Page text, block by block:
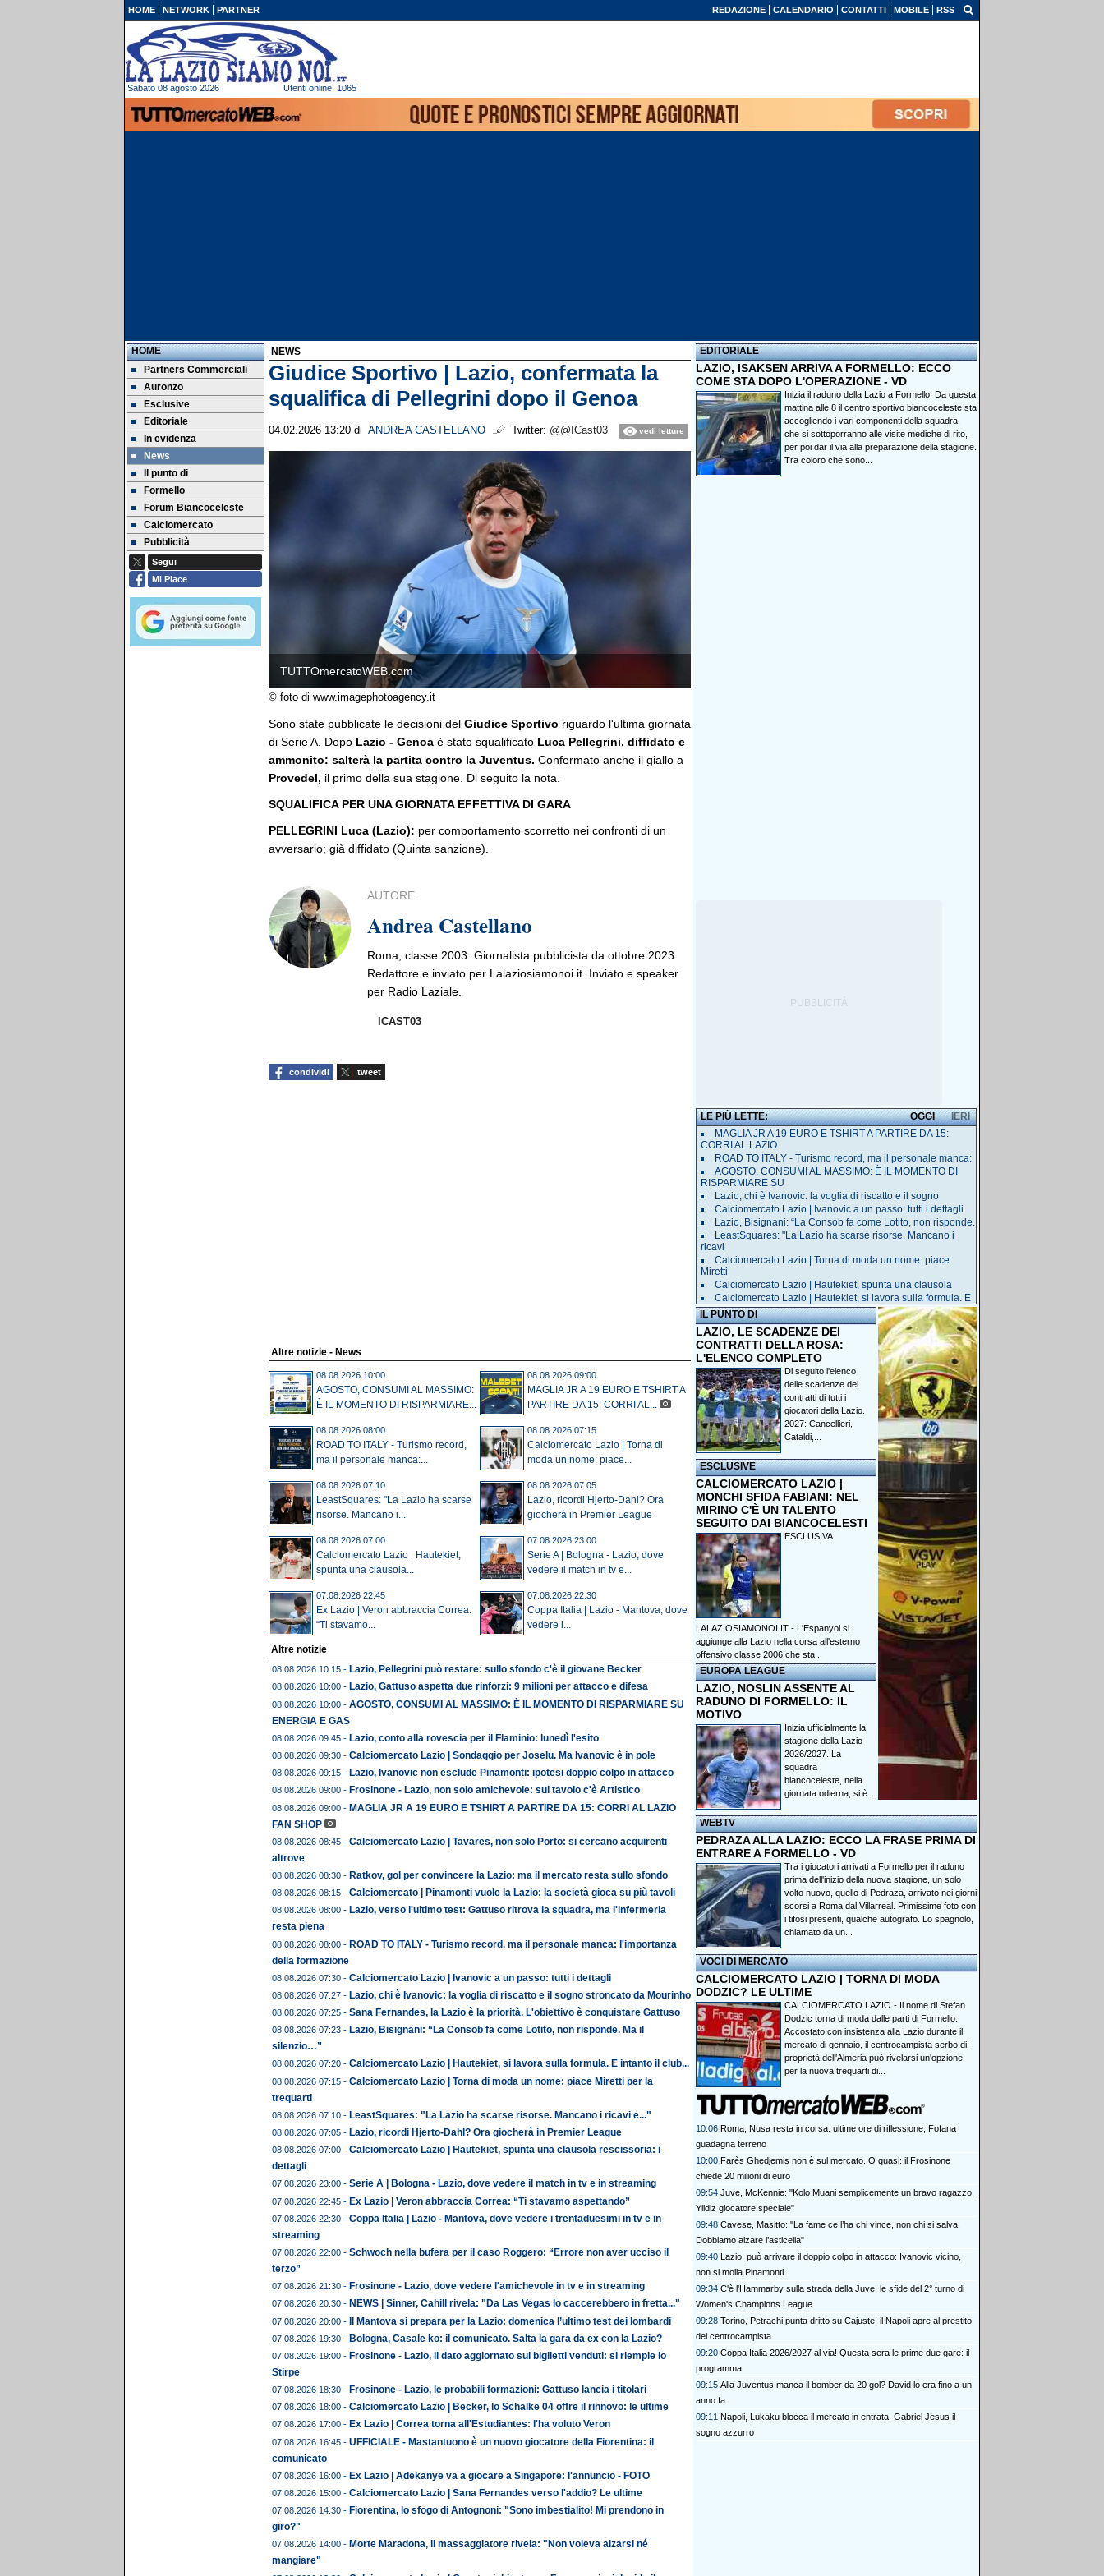
HOME NETWORK PARTNER REDAZIONE CALENDARIO CONTATTI MOBILE RSS
Sabato 08 agosto 2026 Utenti online: 1065
HOME
Partners Commerciali
Auronzo
Esclusive
Editoriale
In evidenza
News
Il punto di
Formello
Forum Biancoceleste
Calciomercato
Pubblicità
Segui
Mi Piace
NEWS
Giudice Sportivo | Lazio, confermata la
squalifica di Pellegrini dopo il Genoa
04.02.2026 13:20 di ANDREA CASTELLANO Twitter: @@ICast03 vedi letture
TUTTOmercatoWEB.com
© foto di www.imagephotoagency.it
Sono state pubblicate le decisioni del Giudice Sportivo riguardo l'ultima giornata
di Serie A. Dopo Lazio - Genoa è stato squalificato Luca Pellegrini, diffidato e
ammonito: salterà la partita contro la Juventus. Confermato anche il giallo a
Provedel, il primo della sua stagione. Di seguito la nota.
SQUALIFICA PER UNA GIORNATA EFFETTIVA DI GARA
PELLEGRINI Luca (Lazio): per comportamento scorretto nei confronti di un
avversario; già diffidato (Quinta sanzione).
AUTORE
Andrea Castellano
Roma, classe 2003. Giornalista pubblicista da ottobre 2023.
Redattore e inviato per Lalaziosiamonoi.it. Inviato e speaker
per Radio Laziale.
ICAST03
condividi tweet
Altre notizie - News
08.08.2026 10:00
AGOSTO, CONSUMI AL MASSIMO:
È IL MOMENTO DI RISPARMIARE...
08.08.2026 09:00
MAGLIA JR A 19 EURO E TSHIRT A
PARTIRE DA 15: CORRI AL...
08.08.2026 08:00
ROAD TO ITALY - Turismo record,
ma il personale manca:...
08.08.2026 07:15
Calciomercato Lazio | Torna di
moda un nome: piace...
08.08.2026 07:10
LeastSquares: "La Lazio ha scarse
risorse. Mancano i...
08.08.2026 07:05
Lazio, ricordi Hjerto-Dahl? Ora
giocherà in Premier League
08.08.2026 07:00
Calciomercato Lazio | Hautekiet,
spunta una clausola...
07.08.2026 23:00
Serie A | Bologna - Lazio, dove
vedere il match in tv e...
07.08.2026 22:45
Ex Lazio | Veron abbraccia Correa:
“Ti stavamo...
07.08.2026 22:30
Coppa Italia | Lazio - Mantova, dove
vedere i...
Altre notizie
08.08.2026 10:15 - Lazio, Pellegrini può restare: sullo sfondo c'è il giovane Becker
08.08.2026 10:00 - Lazio, Gattuso aspetta due rinforzi: 9 milioni per attacco e difesa
08.08.2026 10:00 - AGOSTO, CONSUMI AL MASSIMO: È IL MOMENTO DI RISPARMIARE SU
ENERGIA E GAS
08.08.2026 09:45 - Lazio, conto alla rovescia per il Flaminio: lunedì l'esito
08.08.2026 09:30 - Calciomercato Lazio | Sondaggio per Joselu. Ma Ivanovic è in pole
08.08.2026 09:15 - Lazio, Ivanovic non esclude Pinamonti: ipotesi doppio colpo in attacco
08.08.2026 09:00 - Frosinone - Lazio, non solo amichevole: sul tavolo c'è Artistico
08.08.2026 09:00 - MAGLIA JR A 19 EURO E TSHIRT A PARTIRE DA 15: CORRI AL LAZIO
FAN SHOP
08.08.2026 08:45 - Calciomercato Lazio | Tavares, non solo Porto: si cercano acquirenti
altrove
08.08.2026 08:30 - Ratkov, gol per convincere la Lazio: ma il mercato resta sullo sfondo
08.08.2026 08:15 - Calciomercato | Pinamonti vuole la Lazio: la società gioca su più tavoli
08.08.2026 08:00 - Lazio, verso l'ultimo test: Gattuso ritrova la squadra, ma l'infermeria
resta piena
08.08.2026 08:00 - ROAD TO ITALY - Turismo record, ma il personale manca: l'importanza
della formazione
08.08.2026 07:30 - Calciomercato Lazio | Ivanovic a un passo: tutti i dettagli
08.08.2026 07:27 - Lazio, chi è Ivanovic: la voglia di riscatto e il sogno stroncato da Mourinho
08.08.2026 07:25 - Sana Fernandes, la Lazio è la priorità. L'obiettivo è conquistare Gattuso
08.08.2026 07:23 - Lazio, Bisignani: “La Consob fa come Lotito, non risponde. Ma il
silenzio…”
08.08.2026 07:20 - Calciomercato Lazio | Hautekiet, si lavora sulla formula. E intanto il club...
08.08.2026 07:15 - Calciomercato Lazio | Torna di moda un nome: piace Miretti per la
trequarti
08.08.2026 07:10 - LeastSquares: "La Lazio ha scarse risorse. Mancano i ricavi e..."
08.08.2026 07:05 - Lazio, ricordi Hjerto-Dahl? Ora giocherà in Premier League
08.08.2026 07:00 - Calciomercato Lazio | Hautekiet, spunta una clausola rescissoria: i
dettagli
07.08.2026 23:00 - Serie A | Bologna - Lazio, dove vedere il match in tv e in streaming
07.08.2026 22:45 - Ex Lazio | Veron abbraccia Correa: “Ti stavamo aspettando”
07.08.2026 22:30 - Coppa Italia | Lazio - Mantova, dove vedere i trentaduesimi in tv e in
streaming
07.08.2026 22:00 - Schwoch nella bufera per il caso Roggero: “Errore non aver ucciso il
terzo”
07.08.2026 21:30 - Frosinone - Lazio, dove vedere l'amichevole in tv e in streaming
07.08.2026 20:30 - NEWS | Sinner, Cahill rivela: "Da Las Vegas lo caccerebbero in fretta..."
07.08.2026 20:00 - Il Mantova si prepara per la Lazio: domenica l’ultimo test dei lombardi
07.08.2026 19:30 - Bologna, Casale ko: il comunicato. Salta la gara da ex con la Lazio?
07.08.2026 19:00 - Frosinone - Lazio, il dato aggiornato sui biglietti venduti: si riempie lo
Stirpe
07.08.2026 18:30 - Frosinone - Lazio, le probabili formazioni: Gattuso lancia i titolari
07.08.2026 18:00 - Calciomercato Lazio | Becker, lo Schalke 04 offre il rinnovo: le ultime
07.08.2026 17:00 - Ex Lazio | Correa torna all'Estudiantes: l'ha voluto Veron
07.08.2026 16:45 - UFFICIALE - Mastantuono è un nuovo giocatore della Fiorentina: il
comunicato
07.08.2026 16:00 - Ex Lazio | Adekanye va a giocare a Singapore: l'annuncio - FOTO
07.08.2026 15:00 - Calciomercato Lazio | Sana Fernandes verso l'addio? Le ultime
07.08.2026 14:30 - Fiorentina, lo sfogo di Antognoni: "Sono imbestialito! Mi prendono in
giro?"
07.08.2026 14:00 - Morte Maradona, il massaggiatore rivela: "Non voleva alzarsi né
mangiare"
EDITORIALE
LAZIO, ISAKSEN ARRIVA A FORMELLO: ECCO
COME STA DOPO L'OPERAZIONE - VD
Inizia il raduno della Lazio a Formello. Da questa
mattina alle 8 il centro sportivo biancoceleste sta
accogliendo i vari componenti della squadra,
che si sottoporranno alle visite mediche di rito,
per poi dar il via alla preparazione della stagione.
Tra coloro che sono...
LE PIÙ LETTE: IERI
OGGI
MAGLIA JR A 19 EURO E TSHIRT A PARTIRE DA 15:
CORRI AL LAZIO
ROAD TO ITALY - Turismo record, ma il personale manca:
AGOSTO, CONSUMI AL MASSIMO: È IL MOMENTO DI
RISPARMIARE SU
Lazio, chi è Ivanovic: la voglia di riscatto e il sogno
Calciomercato Lazio | Ivanovic a un passo: tutti i dettagli
Lazio, Bisignani: “La Consob fa come Lotito, non risponde.
LeastSquares: "La Lazio ha scarse risorse. Mancano i
ricavi
Calciomercato Lazio | Torna di moda un nome: piace
Miretti
Calciomercato Lazio | Hautekiet, spunta una clausola
Calciomercato Lazio | Hautekiet, si lavora sulla formula. E
IL PUNTO DI
LAZIO, LE SCADENZE DEI
CONTRATTI DELLA ROSA:
L'ELENCO COMPLETO
Di seguito l'elenco
delle scadenze dei
contratti di tutti i
giocatori della Lazio.
2027: Cancellieri,
Cataldi,...
ESCLUSIVE
CALCIOMERCATO LAZIO |
MONCHI SFIDA FABIANI: NEL
MIRINO C'È UN TALENTO
SEGUITO DAI BIANCOCELESTI
ESCLUSIVA
LALAZIOSIAMONOI.IT - L'Espanyol si
aggiunge alla Lazio nella corsa all'esterno
offensivo classe 2006 che sta...
EUROPA LEAGUE
LAZIO, NOSLIN ASSENTE AL
RADUNO DI FORMELLO: IL
MOTIVO
Inizia ufficialmente la
stagione della Lazio
2026/2027. La
squadra
biancoceleste, nella
giornata odierna, si è...
WEBTV
PEDRAZA ALLA LAZIO: ECCO LA FRASE PRIMA DI
ENTRARE A FORMELLO - VD
Tra i giocatori arrivati a Formello per il raduno
prima dell'inizio della nuova stagione, un solo
volto nuovo, quello di Pedraza, arrivato nei giorni
scorsi a Roma dal Villarreal. Primissime foto con
i tifosi presenti, qualche autografo. Lo spagnolo,
chiamato da un...
VOCI DI MERCATO
CALCIOMERCATO LAZIO | TORNA DI MODA
DODZIC? LE ULTIME
CALCIOMERCATO LAZIO - Il nome di Stefan
Dodzic torna di moda dalle parti di Formello.
Accostato con insistenza alla Lazio durante il
mercato di gennaio, il centrocampista serbo di
proprietà dell'Almeria può rivelarsi un'opzione
per la nuova trequarti di...
10:06 Roma, Nusa resta in corsa: ultime ore di riflessione, Fofana
guadagna terreno
10:00 Farès Ghedjemis non è sul mercato. O quasi: il Frosinone
chiede 20 milioni di euro
09:54 Juve, McKennie: "Kolo Muani semplicemente un bravo ragazzo.
Yildiz giocatore speciale"
09:48 Cavese, Masitto: "La fame ce l’ha chi vince, non chi si salva.
Dobbiamo alzare l’asticella"
09:40 Lazio, può arrivare il doppio colpo in attacco: Ivanovic vicino,
non si molla Pinamonti
09:34 C'è l'Hammarby sulla strada della Juve: le sfide del 2° turno di
Women's Champions League
09:28 Torino, Petrachi punta dritto su Cajuste: il Napoli apre al prestito
del centrocampista
09:20 Coppa Italia 2026/2027 al via! Questa sera le prime due gare: il
programma
09:15 Alla Juventus manca il bomber da 20 gol? David lo era fino a un
anno fa
09:11 Napoli, Lukaku blocca il mercato in entrata. Gabriel Jesus il
sogno azzurro